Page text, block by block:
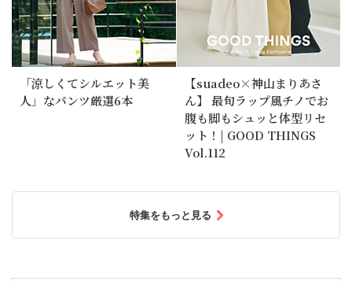
「涼しくてシルエット美
人」なパンツ厳選6本
【suadeo×神山まりあさ
ん】 最旬ラップ風チノでお
腹も脚もシュッと体型リセ
ット！| GOOD THINGS
Vol.112
特集をもっと見る